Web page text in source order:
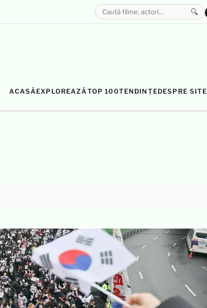
ACASĂ EXPLOREAZĂ TOP 100TENDINȚEDESPRE SITE
🔍